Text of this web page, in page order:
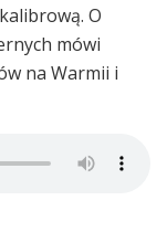
O
mówi
na Warmii i